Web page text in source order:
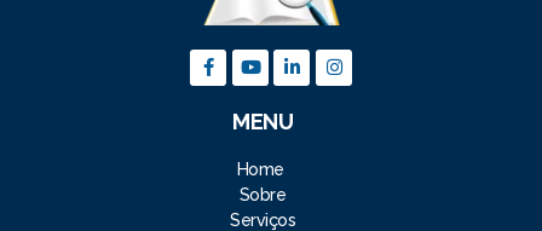
MENU
Home
Sobre
Serviços